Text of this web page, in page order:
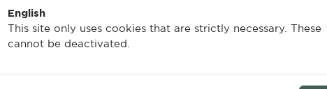
Eleonora Canepari
La construction du
English
This site only uses cookies that are strictly necessary. These
cannot be deactivated.